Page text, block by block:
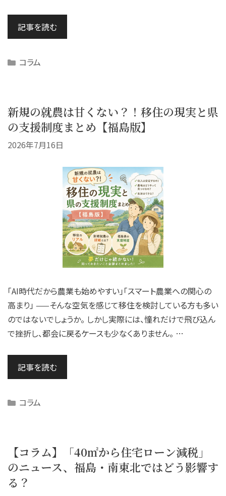
記事を読む
Categories
コラム
新規の就農は甘くない？！移住の現実と県
の支援制度まとめ【福島版】
2026年7月16日
「AI時代だから農業も始めやすい」「スマート農業への関心の
高まり」 ——そんな空気を感じて移住を検討している方も多い
のではないでしょうか。 しかし実際には、憧れだけで飛び込ん
で挫折し、都会に戻るケースも少なくありません。 …
記事を読む
Categories
コラム
【コラム】「40㎡から住宅ローン減税」
のニュース、福島・南東北ではどう影響す
る？